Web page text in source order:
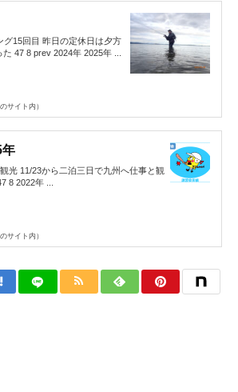
グ15回目 昨日の定休日は夕方
47 8 prev 2024年 2025年 ...
サイト内）
年
光 11/23から二泊三日で九州へ仕事と観
8 2022年 ...
サイト内）